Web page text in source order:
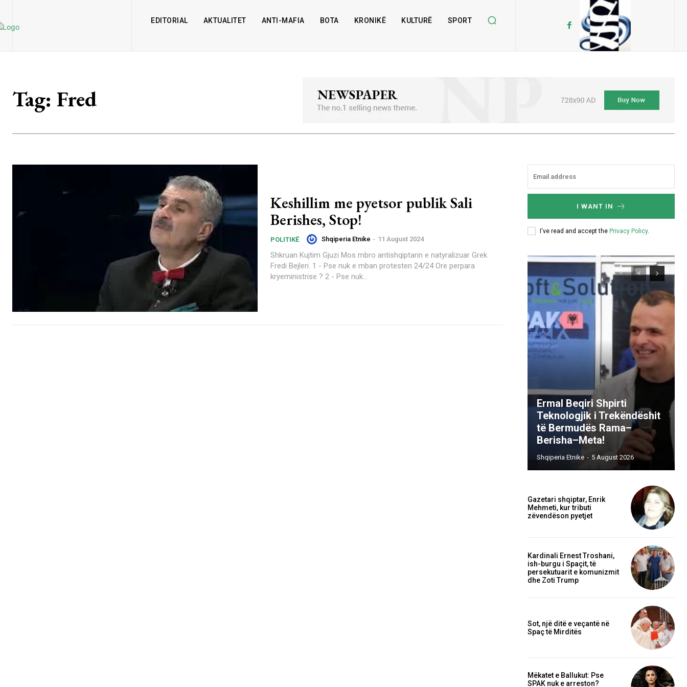
EDITORIAL AKTUALITET ANTI-MAFIA BOTA KRONIKË KULTURË SPORT
Tag: Fred
Keshillim me pyetsor publik Sali
Berishes, Stop!
POLITIKË Shqiperia Etnike - 11 August 2024
Shkruan Kujtim Gjuzi Mos mbro antishqiptarin e natyralizuar Grek
Fredi Bejleri. 1 - Pse nuk e mban protesten 24/24 Ore perpara
kryeministrise ? 2 - Pse nuk...
I WANT IN
I've read and accept the Privacy Policy.
Ermal Beqiri Shpirti
Teknologjik i Trekëndëshit
të Bermudës Rama–
Berisha–Meta!
Shqiperia Etnike - 5 August 2026
Gazetari shqiptar, Enrik
Mehmeti, kur tributi
zëvendëson pyetjet
Kardinali Ernest Troshani,
ish-burgu i Spaçit, të
persekutuarit e komunizmit
dhe Zoti Trump
Sot, një ditë e veçantë në
Spaç të Mirditës
Mëkatet e Ballukut: Pse
SPAK nuk e arreston?